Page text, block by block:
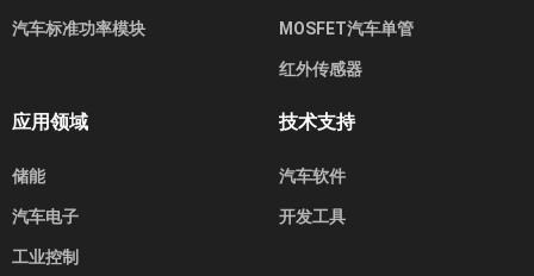
汽车标准功率模块 MOSFET汽车单管
红外传感器
应用领域
储能
汽车电子
工业控制
技术支持
汽车软件
开发工具